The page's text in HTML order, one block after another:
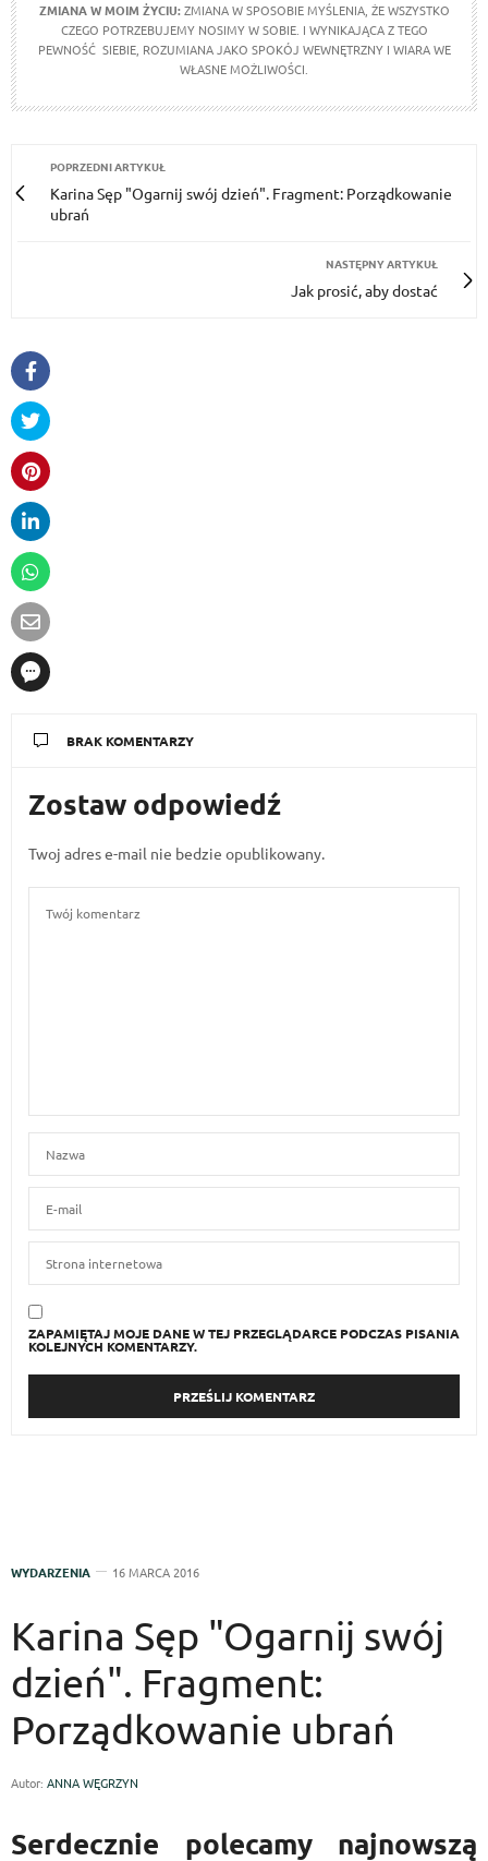
ZMIANA W MOIM ŻYCIU:ZMIANA W SPOSOBIE MYŚLENIA, ŻE WSZYSTKO
CZEGO POTRZEBUJEMY NOSIMY W SOBIE. I WYNIKAJĄCA Z TEGO
PEWNOŚĆ SIEBIE, ROZUMIANA JAKO SPOKÓJ WEWNĘTRZNY I WIARA WE
WŁASNE MOŻLIWOŚCI.
POPRZEDNI ARTYKUŁ
Karina Sęp "Ogarnij swój dzień". Fragment: Porządkowanie
ubrań
NASTĘPNY ARTYKUŁ
Jak prosić, aby dostać
BRAK KOMENTARZY
Zostaw odpowiedź
Twoj adres e-mail nie bedzie opublikowany.
ZAPAMIĘTAJ MOJE DANE W TEJ PRZEGLĄDARCE PODCZAS PISANIA
KOLEJNYCH KOMENTARZY.
WYDARZENIA 16 MARCA 2016
Karina Sęp "Ogarnij swój
dzień". Fragment:
Porządkowanie ubrań
Autor: ANNA WĘGRZYN
Serdecznie polecamy najnowszą